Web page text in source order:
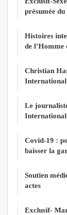
présumée
Histoires
de
Christian
Le
Covid-19 :
baisser la
Soutien
actes
Exclusif-